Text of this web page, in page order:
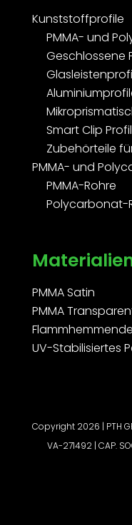
Kunststoffprofile
PMMA- und
Geschlossene
Smart Clip
Zubehörteile
PMMA- und
PMMA-Rohre
Polycarbonat-
PMMA Satin
PMMA
UV-Stabilisiertes
Copyright 2026 | PTH
VA-271492 | CAP.